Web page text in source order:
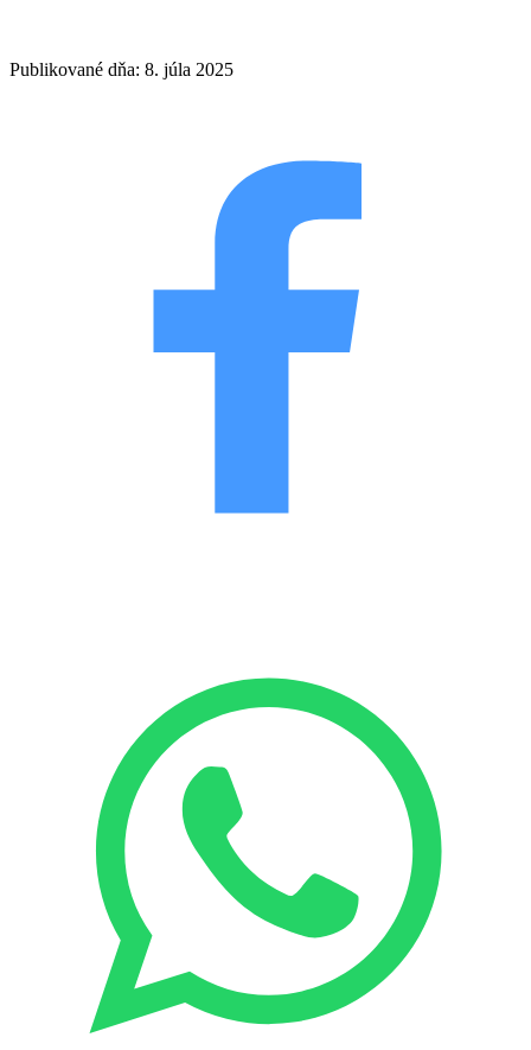
Publikované dňa: 8. júla 2025